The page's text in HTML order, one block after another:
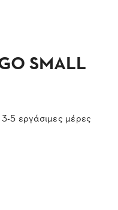
SMALL
5 εργάσιμες μέρες